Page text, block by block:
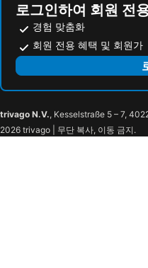
로그인하여 회원 전
경험 맞춤화
회원 전용 혜택 및 회원가
trivago N.V., Kesselstraße 5 – 7,
2026 trivago | 무단 복사, 이동 금지.